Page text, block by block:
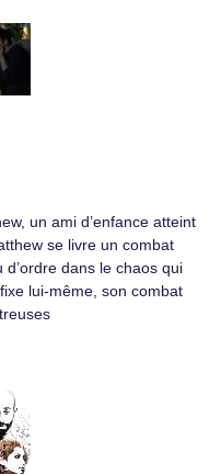
un ami d’enfance atteint
se livre un combat
dans le chaos qui
lui-même, son combat